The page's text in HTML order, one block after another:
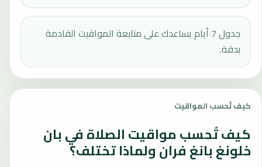
جدول 7 أيام يساعدك على متابعة المواقيت القادمة
بدقة.
كيف تُحسب المواقيت
كيف تُحسب مواقيت الصلاة في بان
خلونغ بانغ فران ولماذا تختلف؟